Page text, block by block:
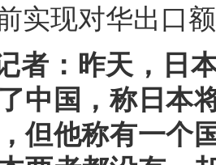
实现对华出口
者：昨天，日
中国，称日本
但他称有一个